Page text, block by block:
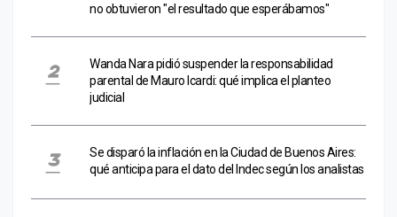
no obtuvieron "el resultado que esperábamos"
Wanda Nara pidió suspender la responsabilidad
parental de Mauro Icardi: qué implica el planteo
judicial
Se disparó la inflación en la Ciudad de Buenos Aires:
qué anticipa para el dato del Indec según los analistas